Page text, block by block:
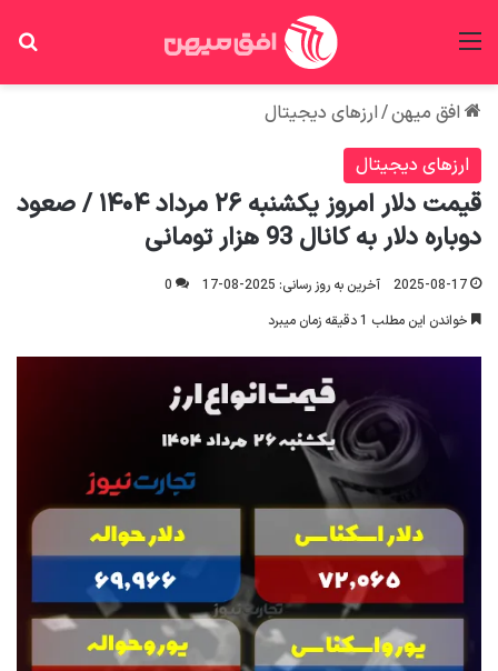
افق میهن/ارزهای دیجیتال
ارزهای دیجیتال
قیمت دلار امروز یکشنبه ۲۶ مرداد ۱۴۰۴ / صعود
دوباره دلار به کانال 93 هزار تومانی
2025-08-17 آخرین به روز رسانی: 2025-08-17
0
خواندن این مطلب 1 دقیقه زمان میبرد